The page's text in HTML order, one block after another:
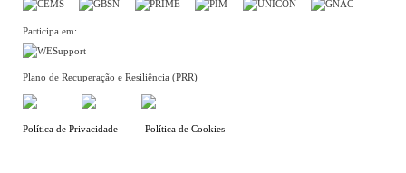
Participa em:
Plano de Recuperação e Resiliência (PRR)
Política de Privacidade Política de Cookies